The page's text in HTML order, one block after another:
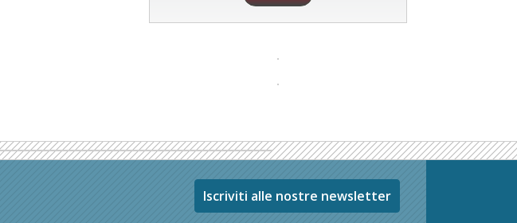
Iscriviti alle nostre newsletter